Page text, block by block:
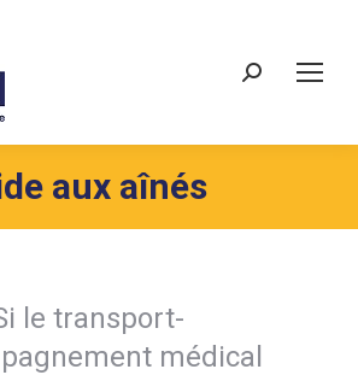
Recherche
aux aînés
le transport-
médical